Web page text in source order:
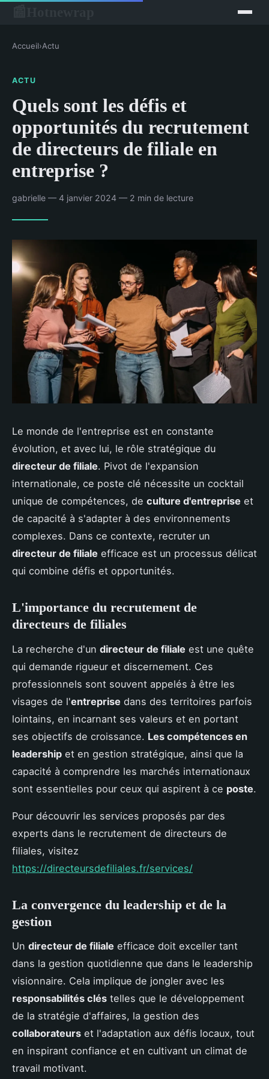
Accueil›Actu
ACTU
Quels sont les défis et
opportunités du recrutement
de directeurs de filiale en
entreprise ?
gabrielle — 4 janvier 2024 — 2 min de lecture
Le monde de l'entreprise est en constante
évolution, et avec lui, le rôle stratégique du
directeur de filiale. Pivot de l'expansion
internationale, ce poste clé nécessite un cocktail
unique de compétences, de culture d'entreprise et
de capacité à s'adapter à des environnements
complexes. Dans ce contexte, recruter un
directeur de filiale efficace est un processus délicat
qui combine défis et opportunités.
L'importance du recrutement de
directeurs de filiales
La recherche d'un directeur de filiale est une quête
qui demande rigueur et discernement. Ces
professionnels sont souvent appelés à être les
visages de l'entreprise dans des territoires parfois
lointains, en incarnant ses valeurs et en portant
ses objectifs de croissance. Les compétences en
leadership et en gestion stratégique, ainsi que la
capacité à comprendre les marchés internationaux
sont essentielles pour ceux qui aspirent à ce poste.
Pour découvrir les services proposés par des
experts dans le recrutement de directeurs de
filiales, visitez
https://directeursdefiliales.fr/services/
La convergence du leadership et de la
gestion
Un directeur de filiale efficace doit exceller tant
dans la gestion quotidienne que dans le leadership
visionnaire. Cela implique de jongler avec les
responsabilités clés telles que le développement
de la stratégie d'affaires, la gestion des
collaborateurs et l'adaptation aux défis locaux, tout
en inspirant confiance et en cultivant un climat de
travail motivant.